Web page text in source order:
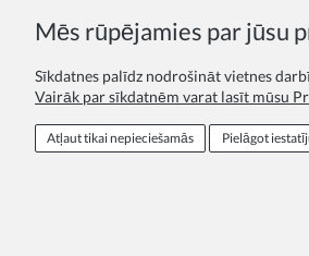
Lojalitātes
Mēs rūpējamies par jūsu
Sīkdatnes palīdz nodrošināt vietnes
Vairāk par sīkdatnēm varat lasīt mūsu
Atļaut tikai nepieciešamās Pielāgot